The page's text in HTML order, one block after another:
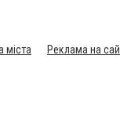
міста
Реклама на